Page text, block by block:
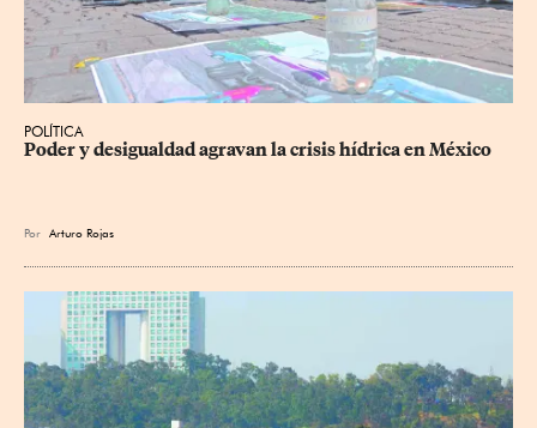
POLÍTICA
Poder y desigualdad agravan la crisis hídrica en México
Por Arturo Rojas